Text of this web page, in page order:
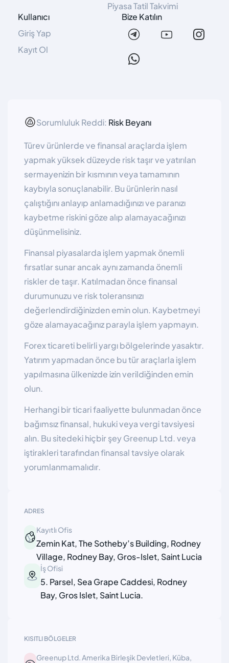
Piyasa Tatil Takvimi
Kullanıcı
Giriş Yap
Kayıt Ol
Bize Katılın
KISITLI BÖLGELER
Greenup Ltd. Amerika Birleşik Devletleri, Küba,
ADRES
Kayıtlı Ofis
Zemin Kat, The Sotheby’s Building, Rodney
Village, Rodney Bay, Gros-Islet, Saint Lucia
İş Ofisi
5. Parsel, Sea Grape Caddesi, Rodney
Bay, Gros Islet, Saint Lucia.
Sorumluluk Reddi: Risk Beyanı
Türev ürünlerde ve finansal araçlarda işlem
yapmak yüksek düzeyde risk taşır ve yatırılan
sermayenizin bir kısmının veya tamamının
kaybıyla sonuçlanabilir. Bu ürünlerin nasıl
çalıştığını anlayıp anlamadığınızı ve paranızı
kaybetme riskini göze alıp alamayacağınızı
düşünmelisiniz.
Finansal piyasalarda işlem yapmak önemli
fırsatlar sunar ancak aynı zamanda önemli
riskler de taşır. Katılmadan önce finansal
durumunuzu ve risk toleransınızı
değerlendirdiğinizden emin olun. Kaybetmeyi
göze alamayacağınız parayla işlem yapmayın.
Forex ticareti belirli yargı bölgelerinde yasaktır.
Yatırım yapmadan önce bu tür araçlarla işlem
yapılmasına ülkenizde izin verildiğinden emin
olun.
Herhangi bir ticari faaliyette bulunmadan önce
bağımsız finansal, hukuki veya vergi tavsiyesi
alın. Bu sitedeki hiçbir şey Greenup Ltd. veya
iştirakleri tarafından finansal tavsiye olarak
yorumlanmamalıdır.